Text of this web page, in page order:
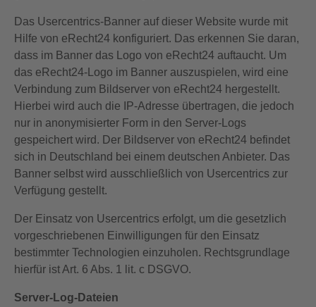
Das Usercentrics-Banner auf dieser Website wurde mit
Hilfe von eRecht24 konfiguriert. Das erkennen Sie daran,
dass im Banner das Logo von eRecht24 auftaucht. Um
das eRecht24-Logo im Banner auszuspielen, wird eine
Verbindung zum Bildserver von eRecht24 hergestellt.
Hierbei wird auch die IP-Adresse übertragen, die jedoch
nur in anonymisierter Form in den Server-Logs
gespeichert wird. Der Bildserver von eRecht24 befindet
sich in Deutschland bei einem deutschen Anbieter. Das
Banner selbst wird ausschließlich von Usercentrics zur
Verfügung gestellt.
Der Einsatz von Usercentrics erfolgt, um die gesetzlich
vorgeschriebenen Einwilligungen für den Einsatz
bestimmter Technologien einzuholen. Rechtsgrundlage
hierfür ist Art. 6 Abs. 1 lit. c DSGVO.
Server-Log-Dateien